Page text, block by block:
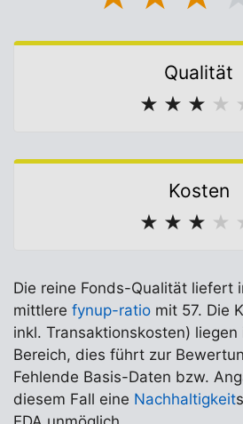
Qualität
★ ★ ★ ★
Kosten
★ ★ ★ ★
Die reine Fonds-Qualität liefert
mittlere fynup-ratio mit 57. Die
inkl. Transaktionskosten)
Bereich, dies führt zur
Fehlende Basis-Daten bzw.
diesem Fall eine Nachhaltigkeit